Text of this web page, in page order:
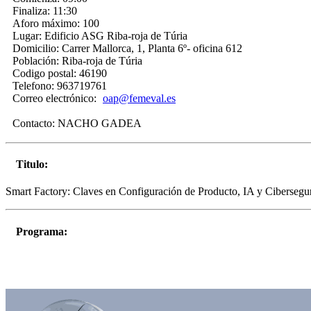
Finaliza: 11:30
Aforo máximo: 100
Lugar: Edificio ASG Riba-roja de Túria
Domicilio: Carrer Mallorca, 1, Planta 6º- oficina 612
Población: Riba-roja de Túria
Codigo postal: 46190
Telefono: 963719761
Correo electrónico: oap@femeval.es
Contacto: NACHO GADEA
Titulo:
Smart Factory: Claves en Configuración de Producto, IA y
Programa: